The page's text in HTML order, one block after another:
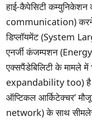
हाई-कैपेसिटी
communication) करने
डिप्लॉयमेंट (System
एनर्जी कंजम्पशन
एक्सपैंडेबिलिटी के मामले
expandability too)
ऑप्टिकल आर्किटेक्चर’
network) के साथ